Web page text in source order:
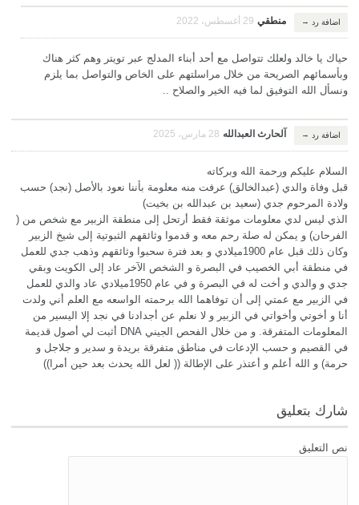
منطقي 29 أغسطس، 2022 اضافة رد →
حياك يا خالد ولعلك تتواصل مع أحد أبناء المدلج عبر تويتر وهم كثر هناك
وبأسمائهم الصريحة من خلال مراسلتهم على الخاص والتواصل بما يلزم
ونسأل الله التوفيق لما فيه الخير والصلاح ..
آلحارث العبدالله 28 مارس، 2025 اضافة رد →
السلام عليكم ورحمة الله وبركاته
قبل وفاة والدي (عبدالخالق) عرفت منه معلومة بأننا نعود بالأصل (نجد) حسب
ولادة المرحوم جدي (سعيد بن عبدالله بن بخيت)
الذي ليس لدي معلومات موثقة فقط أرتحل إلى منطقة الزبير مع شخص من (
الفرحان) و يمكن له صلة رحم معه و قدموا وثائقهم الثبوتية إلى شيخ الزبير
وكان ذلك قبل عام 1900ميلادي و بعد فترة سحبوا وثائقهم وذهب جدي للعمل
في منطقة أبي الخصيب في البصرة و الشخص الآخر عاد إلى الكويت وبقي
جدي و والدي و أخت له في البصرة و في عام 1950ميلادي عاد والدي للعمل
في الزبير مع عمتي إلى أن توفاهما الله برحمته الواسعه مع العلم أني ولدت
أنا و أخوتي وأخواتي في الزبير و لا نعلم عن أجدادنا في نجد إلا اليسير من
المعلومات المتفرقة. و من خلال الفحص الجيني DNA أثبت لي أصول قديمة
في القصيم و حسب الإدعات في مناطق متفرقة بريدة و سدير و جلاجل و
حرمة) و الله أعلم و أعتذر على الإطالة (( لعل الله يحدث بعد حين أمرا))
شارك بتعليق
نص التعليق